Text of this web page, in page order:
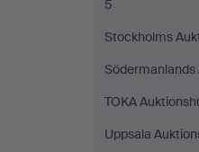
5
Stockholms
TOKA
Uppsala